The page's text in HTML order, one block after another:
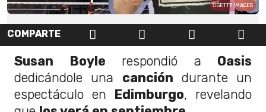
GETTY IMAGES
COMPARTE
Susan Boyle respondió a Oasis
dedicándole una canción durante un
espectáculo en Edimburgo, revelando